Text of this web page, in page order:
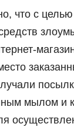
что с
мылом и